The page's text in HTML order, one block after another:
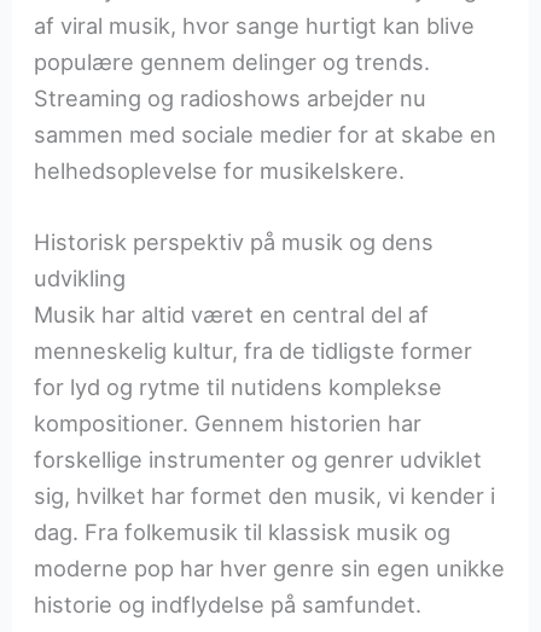
af viral musik, hvor sange hurtigt kan blive
populære gennem delinger og trends.
Streaming og radioshows arbejder nu
sammen med sociale medier for at skabe en
helhedsoplevelse for musikelskere.
Historisk perspektiv på musik og dens
udvikling
Musik har altid været en central del af
menneskelig kultur, fra de tidligste former
for lyd og rytme til nutidens komplekse
kompositioner. Gennem historien har
forskellige instrumenter og genrer udviklet
sig, hvilket har formet den musik, vi kender i
dag. Fra folkemusik til klassisk musik og
moderne pop har hver genre sin egen unikke
historie og indflydelse på samfundet.